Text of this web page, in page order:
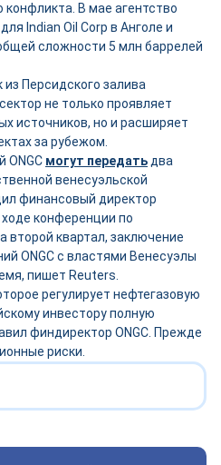
В мае агентство
Indian Oil Corp в Анголе и
сложности 5 млн баррелей
Персидского залива
не только проявляет
источников, но и расширяет
за рубежом.
ONGC могут передать два
венесуэльской
финансовый директор
конференции по
квартал, заключение
ONGC с властями Венесуэлы
пишет Reuters.
регулирует нефтегазовую
инвестору полную
финдиректор ONGC. Прежде
риски.